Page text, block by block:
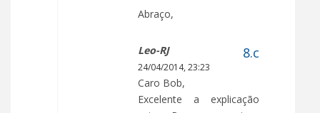
Abraço,
Leo-RJ
24/04/2014, 23:23
Caro Bob,
Excelente a explicação